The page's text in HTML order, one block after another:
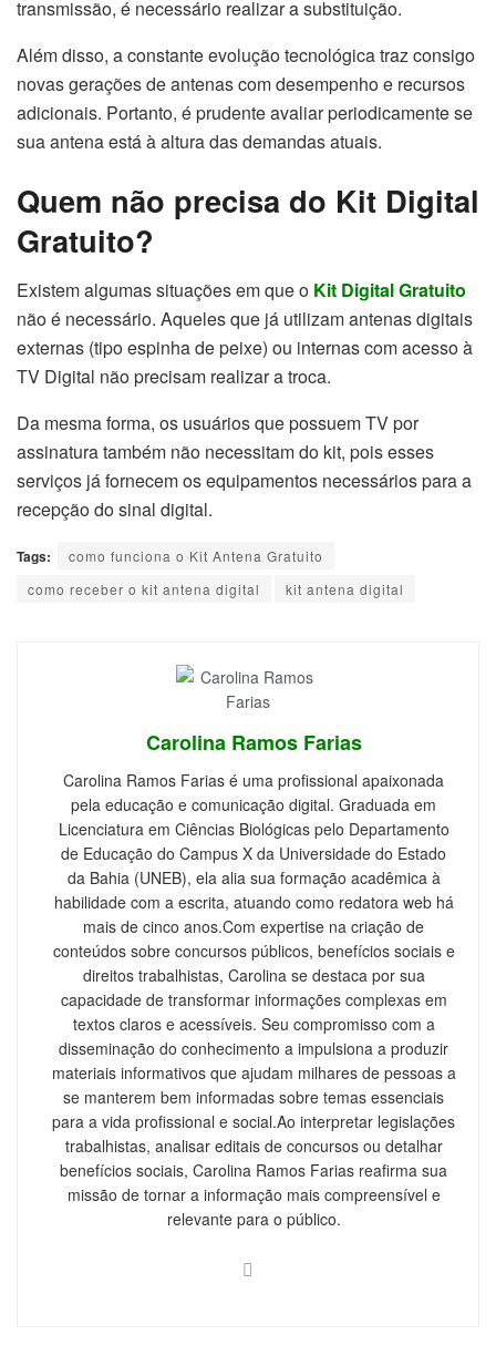
transmissão, é necessário realizar a substituição.
Além disso, a constante evolução tecnológica traz consigo
novas gerações de antenas com desempenho e recursos
adicionais. Portanto, é prudente avaliar periodicamente se
sua antena está à altura das demandas atuais.
Quem não precisa do Kit Digital
Gratuito?
Existem algumas situações em que o Kit Digital Gratuito
não é necessário. Aqueles que já utilizam antenas digitais
externas (tipo espinha de peixe) ou internas com acesso à
TV Digital não precisam realizar a troca.
Da mesma forma, os usuários que possuem TV por
assinatura também não necessitam do kit, pois esses
serviços já fornecem os equipamentos necessários para a
recepção do sinal digital.
Tags:
como funciona o Kit Antena Gratuito
como receber o kit antena digital
kit antena digital
Carolina Ramos Farias
Carolina Ramos Farias é uma profissional apaixonada
pela educação e comunicação digital. Graduada em
Licenciatura em Ciências Biológicas pelo Departamento
de Educação do Campus X da Universidade do Estado
da Bahia (UNEB), ela alia sua formação acadêmica à
habilidade com a escrita, atuando como redatora web há
mais de cinco anos.Com expertise na criação de
conteúdos sobre concursos públicos, benefícios sociais e
direitos trabalhistas, Carolina se destaca por sua
capacidade de transformar informações complexas em
textos claros e acessíveis. Seu compromisso com a
disseminação do conhecimento a impulsiona a produzir
materiais informativos que ajudam milhares de pessoas a
se manterem bem informadas sobre temas essenciais
para a vida profissional e social.Ao interpretar legislações
trabalhistas, analisar editais de concursos ou detalhar
benefícios sociais, Carolina Ramos Farias reafirma sua
missão de tornar a informação mais compreensível e
relevante para o público.